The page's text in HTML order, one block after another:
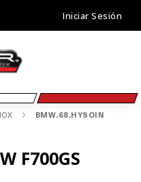
Iniciar Sesión
BMW.68.HYSOIN
F700GS